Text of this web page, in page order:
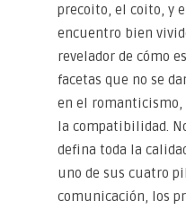
precoito, el coito, y
encuentro bien
revelador de cómo
facetas que no se
en el romanticismo,
la compatibilidad.
defina toda la
uno de sus cuatro
comunicación, los